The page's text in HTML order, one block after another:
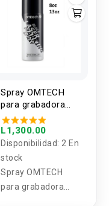
resistencia al
desgaste y una
extracción sencilla
de las piezas
Spray OMTECH
para grabadora
laser color negro
8oz / 13oz
L1,300.00
Disponibilidad: 2 En
stock
Spray OMTECH
para grabadora